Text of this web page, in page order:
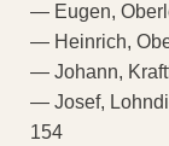
— Eugen,
— Heinrich,
— Johann,
— Josef,
154